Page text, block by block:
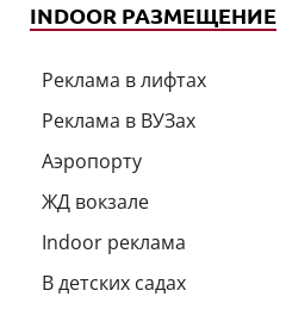
INDOOR РАЗМЕЩЕНИЕ
Реклама в лифтах
Реклама в ВУЗах
Аэропорту
ЖД вокзале
Indoor реклама
В детских садах